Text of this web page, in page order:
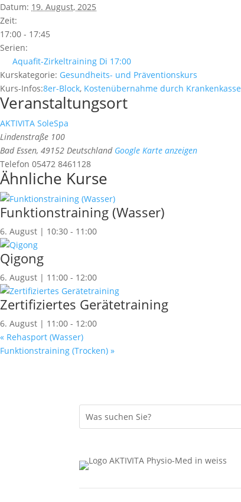
Datum: 19. August, 2025
Zeit:
17:00 - 17:45
Serien:
Aquafit-Zirkeltraining Di 17:00
Kurskategorie: Gesundheits- und Präventionskurs
Kurs-Infos:8er-Block, Kostenübernahme durch Krankenkasse
Veranstaltungsort
AKTIVITA SoleSpa
Lindenstraße 100
Bad Essen, 49152 Deutschland Google Karte anzeigen
Telefon 05472 8461128
Ähnliche Kurse
Funktionstraining (Wasser)
6. August | 10:30 - 11:00
Qigong
6. August | 11:00 - 12:00
Zertifiziertes Gerätetraining
6. August | 11:00 - 12:00
« Rehasport (Wasser)
Funktionstraining (Trocken) »